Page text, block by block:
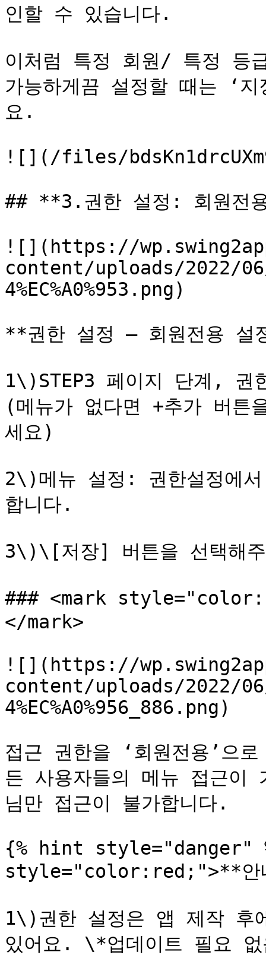
인할 수 있습니다.
이처럼 특정 회원/ 특정 등
가능하게끔 설정할 때는 ‘
요.
![](/files/
## **3.권한 설정: 회원전
![](https://
content/uploads/2022/06/
4%EC%A0%953.png)
**권한 설정 – 회원전용 설
1\)STEP3 페이지 단계, 권
(메뉴가 없다면 +추가 버튼
세요)
2\)메뉴 설정: 권한설정에
합니다.
3\)\[저장] 버튼을 선택해
### <mark
</mark>
![](https://
content/uploads/2022/06/
4%EC%A0%956_886.png)
접근 권한을 ‘회원전용’으
든 사용자들의 메뉴 접근이
님만 접근이 불가합니다.
{% hint style="danger"
style="color:red;">**안
1\)권한 설정은 앱 제작 후
있어요. \*업데이트 필요 없